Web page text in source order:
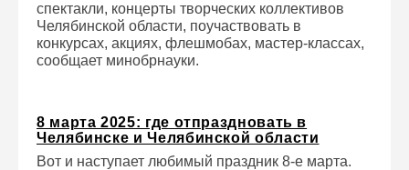
спектакли, концерты творческих коллективов
Челябинской области, поучаствовать в
конкурсах, акциях, флешмобах, мастер-классах,
сообщает минобрнауки.
8 марта 2025: где отпраздновать в
Челябинске и Челябинской области
Вот и наступает любимый праздник 8-е марта.